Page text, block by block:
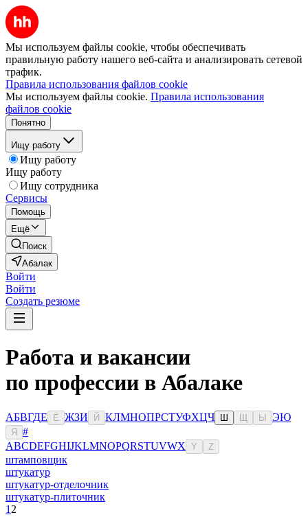
Мы используем файлы cookie, чтобы обеспечивать
правильную работу нашего веб-сайта и анализировать сетевой
трафик.
Правила использования файлов cookie
Мы используем файлы cookie. Правила использования
файлов cookie
Понятно
Ищу работу
Ищу работу
Ищу работу
Ищу сотрудника
Сервисы
Помощь
Ещё
Поиск
Абалак
Войти
Войти
Создать резюме
Работа и вакансии
по профессии в Абалаке
АБВГДЕ Ё ЖЗИ Й КЛМНОПРСТУФХЦЧ Ы ЭЮ
Я
#
ABCDEFGHIJKLMNOPQRSTUVWX Y Z
штамповщик
штукатур
штукатур-отделочник
штукатур-плиточник
1 2